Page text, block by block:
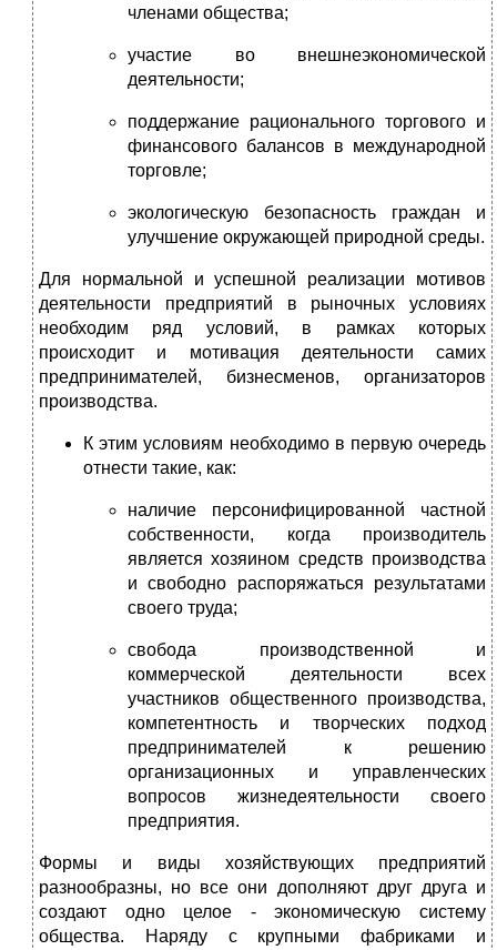
членами общества;
участие во внешнеэкономической
деятельности;
поддержание рационального торгового и
финансового балансов в международной
торговле;
экологическую безопасность граждан и
улучшение окружающей природной среды.
Для нормальной и успешной реализации мотивов
деятельности предприятий в рыночных условиях
необходим ряд условий, в рамках которых
происходит и мотивация деятельности самих
предпринимателей, бизнесменов, организаторов
производства.
К этим условиям необходимо в первую очередь
отнести такие, как:
наличие персонифицированной частной
собственности, когда производитель
является хозяином средств производства
и свободно распоряжаться результатами
своего труда;
свобода производственной и
коммерческой деятельности всех
участников общественного производства,
компетентность и творческих подход
предпринимателей к решению
организационных и управленческих
вопросов жизнедеятельности своего
предприятия.
Формы и виды хозяйствующих предприятий
разнообразны, но все они дополняют друг друга и
создают одно целое - экономическую систему
общества. Наряду с крупными фабриками и